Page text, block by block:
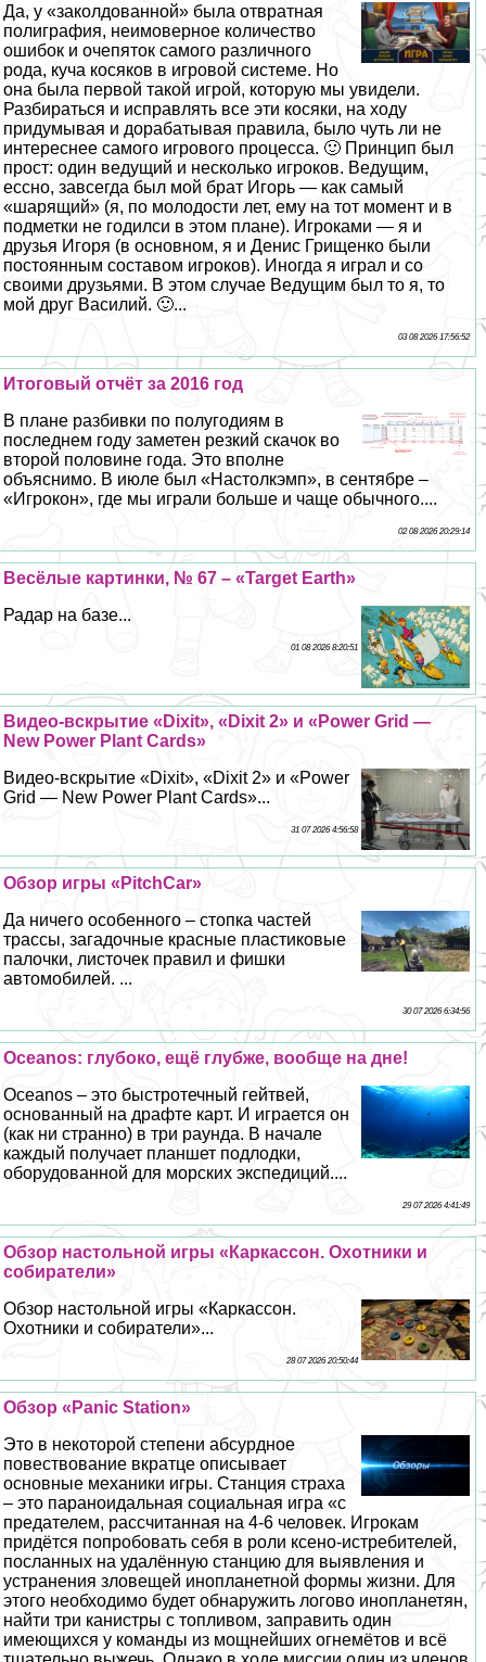
Да, у «заколдованной» была отвратная
полиграфия, неимоверное количество
ошибок и очепяток самого различного
рода, куча косяков в игровой системе. Но
она была первой такой игрой, которую мы увидели.
Разбираться и исправлять все эти косяки, на ходу
придумывая и доpaбатывая правила, было чуть ли не
интереснее самого игрового процесса. 🙂 Принцип был
прост: один ведущий и несколько игроков. Ведущим,
ессно, завсегда был мой брат Игорь — как самый
«шарящий» (я, по молодости лет, ему на тот момент и в
подметки не годилси в этом плане). Игроками — я и
друзья Игоря (в основном, я и Денис Грищенко были
постоянным составом игроков). Иногда я играл и со
своими друзьями. В этом случае Ведущим был то я, то
мой друг Василий. 🙂...
03 08 2026 17:56:52
Итоговый отчёт за 2016 год
В плане разбивки по полугодиям в
последнем году заметен резкий скачок во
второй половине года. Это вполне
объяснимо. В июле был «Настолкэмп», в сентябре –
«Игрокон», где мы играли больше и чаще обычного....
02 08 2026 20:29:14
Весёлые картинки, № 67 – «Target Earth»
Радар на базе...
01 08 2026 8:20:51
Видео-вскрытие «Dixit», «Dixit 2» и «Power Grid —
New Power Plant Cards»
Видео-вскрытие «Dixit», «Dixit 2» и «Power
Grid — New Power Plant Cards»...
31 07 2026 4:56:58
Обзор игры «PitchCar»
Да ничего особенного – стопка частей
трассы, загадочные красные пластиковые
палочки, листочек правил и фишки
автомобилей. ...
30 07 2026 6:34:56
Oceanos: глубоко, ещё глубже, вообще на дне!
Oceanos – это быстротечный гeйтвей,
основанный на драфте карт. И играется он
(как ни странно) в три раунда. В начале
каждый получает планшет подлодки,
оборудованной для морских экспедиций....
29 07 2026 4:41:49
Обзор настольной игры «Каркассон. Охотники и
собиратели»
Обзор настольной игры «Каркассон.
Охотники и собиратели»...
28 07 2026 20:50:44
Обзор «Panic Station»
Это в некоторой степени абсурдное
повествование вкратце описывает
основные механики игры. Станция стpaxa
– это параноидальная социальная игра «с
предателем, рассчитанная на 4-6 человек. Игрокам
придётся попробовать себя в роли ксено-истребителей,
посланных на удалённую станцию для выявления и
устранения зловещей инопланетной формы жизни. Для
этого необходимо будет обнаружить логово инопланетян,
найти три канистры с топливом, заправить один
имеющихся у комaнды из мощнейших огнемётов и всё